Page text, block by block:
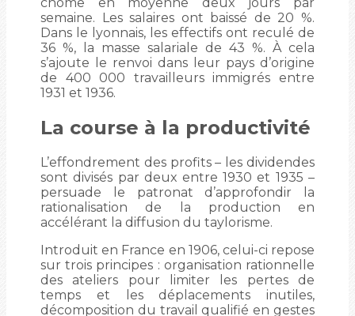
chôme en moyenne deux jours par
semaine. Les salaires ont baissé de 20 %.
Dans le lyonnais, les effectifs ont reculé de
36 %, la masse salariale de 43 %. À cela
s’ajoute le renvoi dans leur pays d’origine
de 400 000 travailleurs immigrés entre
1931 et 1936.
La course à la productivité
L’effondrement des profits – les dividendes
sont divisés par deux entre 1930 et 1935 –
persuade le patronat d’approfondir la
rationalisation de la production en
accélérant la diffusion du taylorisme.
Introduit en France en 1906, celui-ci repose
sur trois principes : organisation rationnelle
des ateliers pour limiter les pertes de
temps et les déplacements inutiles,
décomposition du travail qualifié en gestes